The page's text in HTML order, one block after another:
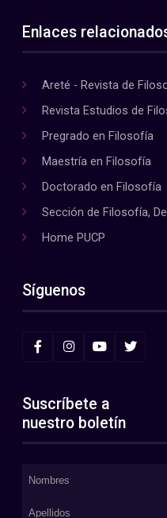
Enlaces
Areté - Revista de
Revista Estudios de
Pregrado en Filosofía
Maestría en Filosofía
Doctorado en Filosofía
Sección de Filosofía,
Home PUCP
Síguenos
Suscríbete a
nuestro boletín